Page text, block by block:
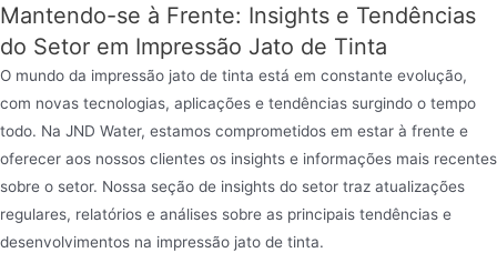
Mantendo-se à Frente: Insights e Tendências
do Setor em Impressão Jato de Tinta
O mundo da impressão jato de tinta está em constante evolução,
com novas tecnologias, aplicações e tendências surgindo o tempo
todo. Na JND Water, estamos comprometidos em estar à frente e
oferecer aos nossos clientes os insights e informações mais recentes
sobre o setor. Nossa seção de insights do setor traz atualizações
regulares, relatórios e análises sobre as principais tendências e
desenvolvimentos na impressão jato de tinta.